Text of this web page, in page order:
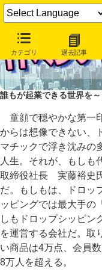
カテゴリ 過去記事
誰もが起業できる世界を
童顔で穏やかな第一
からは想像できない、
マチックで浮き沈みの
人生。それが、もしも
取締役社長 実藤裕史
だ。もしもは、ドロッ
ッピングでは最大手の
しもドロップシッピン
を運営する会社だ。取
い商品は4万点、会員
8万人を超える。